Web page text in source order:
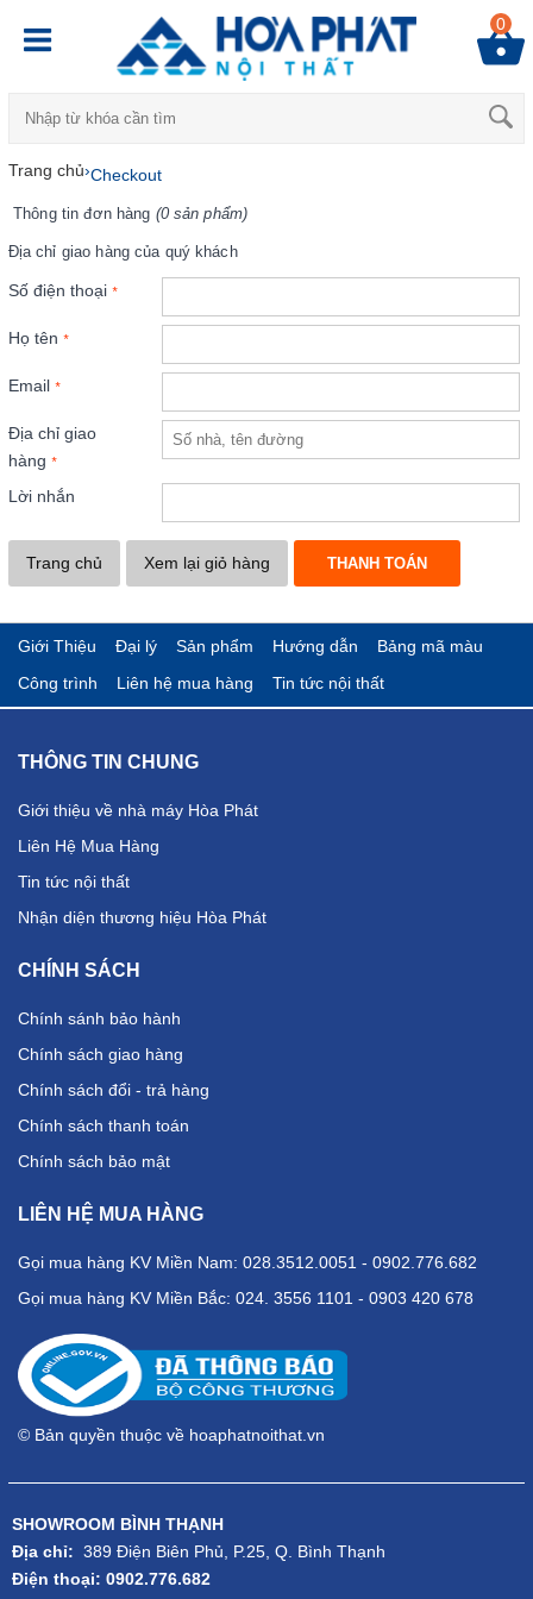
0
Trang chủ›Checkout
Thông tin đơn hàng (0 sản phẩm)
Địa chỉ giao hàng của quý khách
Số điện thoại *
Họ tên *
Email *
Địa chỉ giao
hàng *
Lời nhắn
Trang chủ Xem lại giỏ hàng
Giới Thiệu Đại lý Sản phẩm Hướng dẫn
Bảng mã màu
Công trình
Liên hệ mua hàng Tin tức nội thất
THÔNG TIN CHUNG
Giới thiệu về nhà máy Hòa Phát
Liên Hệ Mua Hàng
Tin tức nội thất
Nhận diện thương hiệu Hòa Phát
CHÍNH SÁCH
Chính sánh bảo hành
Chính sách giao hàng
Chính sách đổi - trả hàng
Chính sách thanh toán
Chính sách bảo mật
LIÊN HỆ MUA HÀNG
Gọi mua hàng KV Miền Nam: 028.3512.0051 - 0902.776.682
Gọi mua hàng KV Miền Bắc: 024. 3556 1101 - 0903 420 678
© Bản quyền thuộc về hoaphatnoithat.vn
SHOWROOM BÌNH THẠNH
Địa chỉ: 389 Điện Biên Phủ, P.25, Q. Bình Thạnh
Điện thoại: 0902.776.682